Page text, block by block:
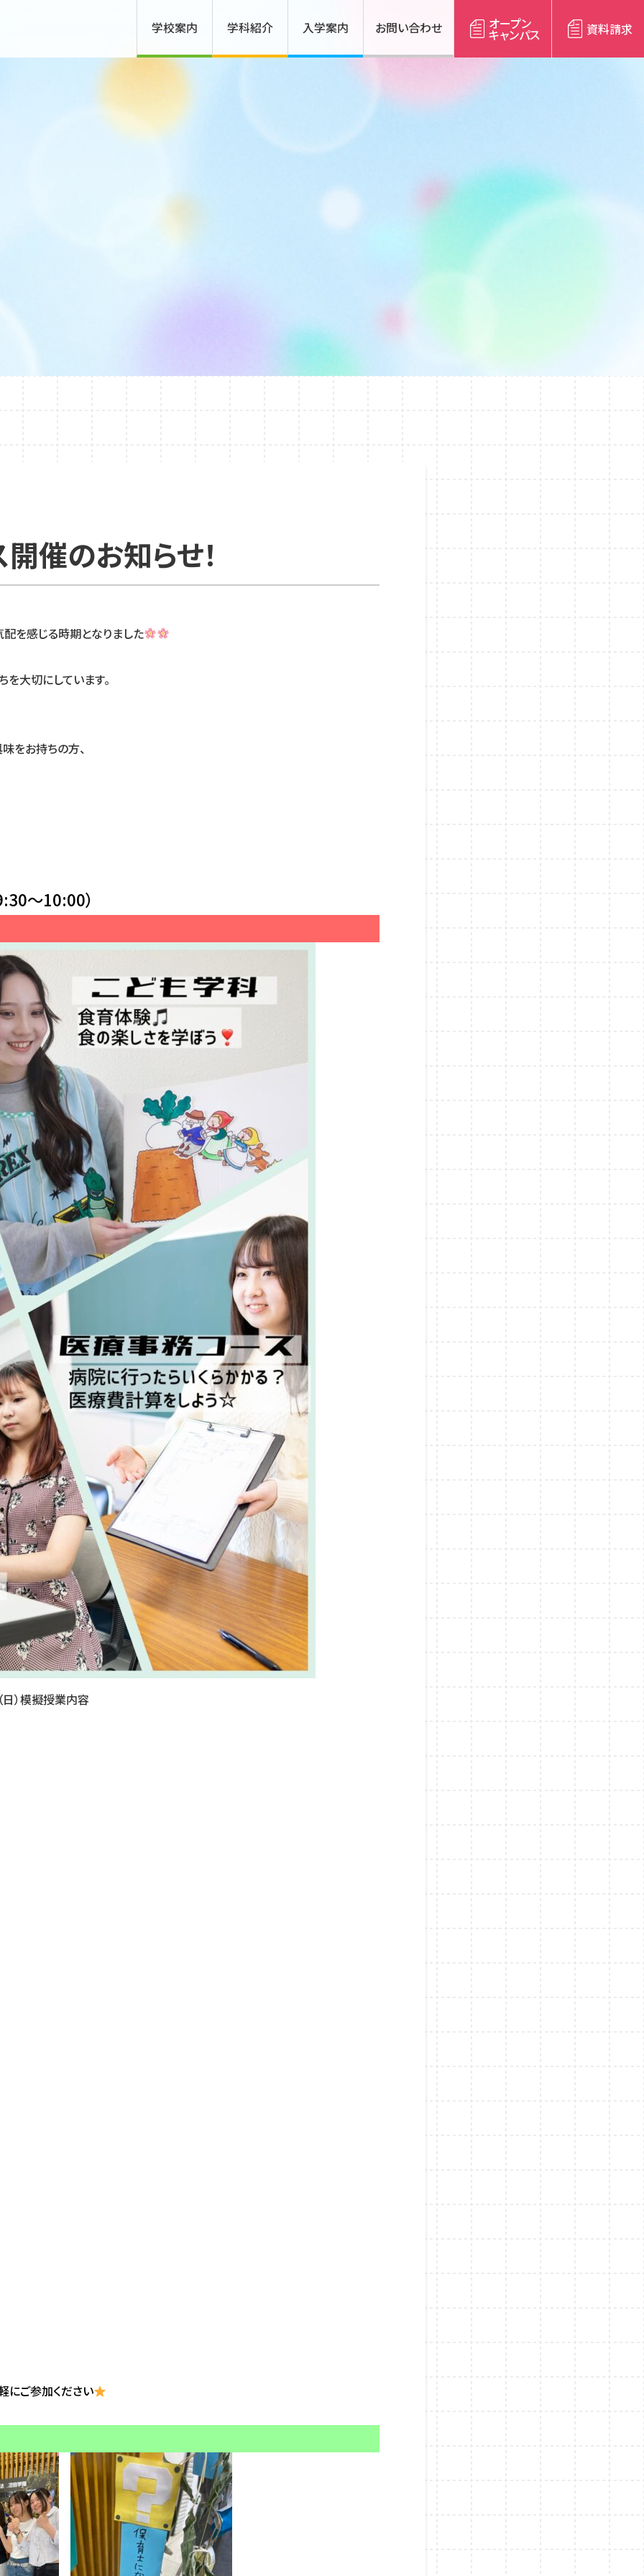
学校案内 学科紹介 入学案内 お問い合わせ オープン
キャンパス 資料請求
催のお知らせ！
を感じる時期となりました
を大切にしています。
をお持ちの方、
～10:00）
）模擬授業内容
にご参加ください